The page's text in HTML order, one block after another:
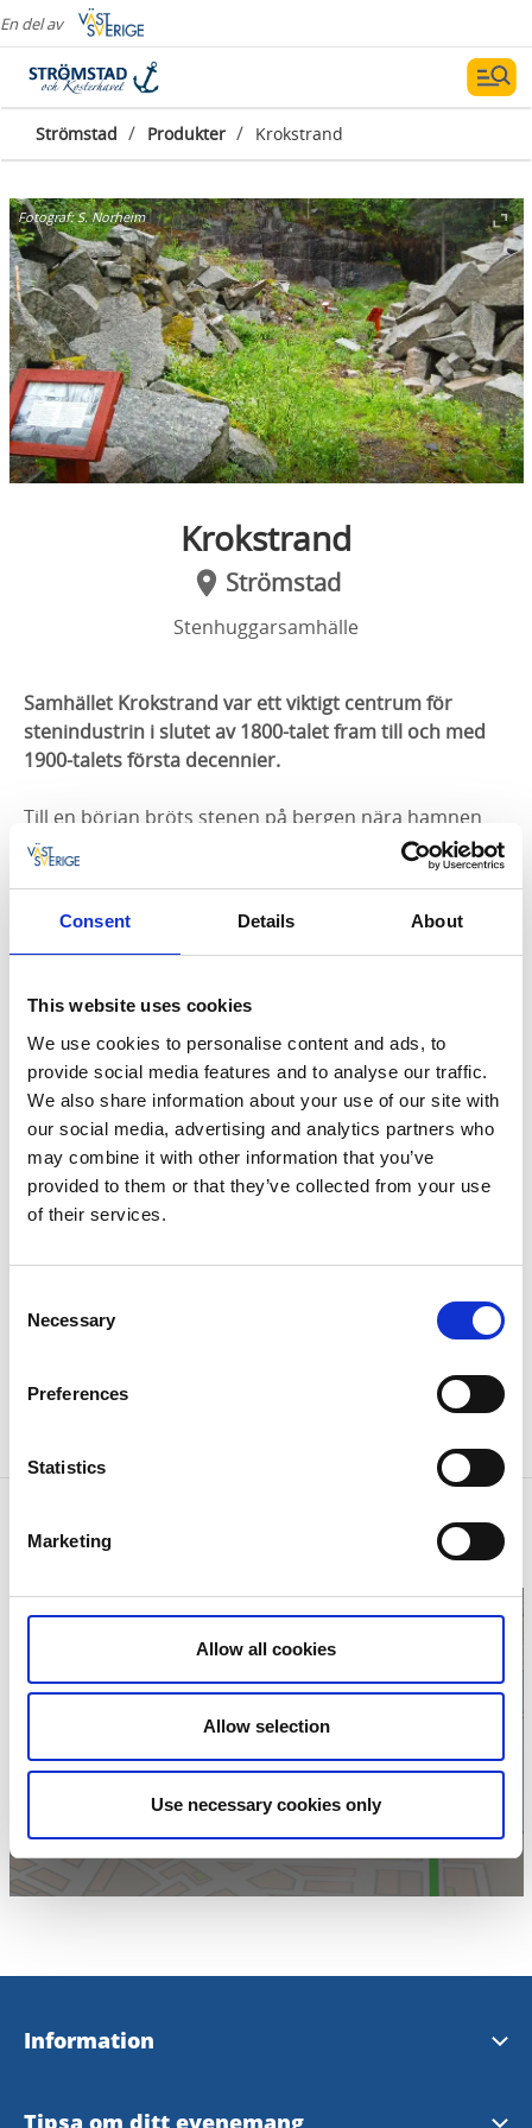
Consent Details About
This website uses cookies
We use cookies to personalise content and ads, to
provide social media features and to analyse our traffic.
We also share information about your use of our site with
our social media, advertising and analytics partners who
may combine it with other information that you’ve
provided to them or that they’ve collected from your use
of their services.
Selection
Necessary
Preferences
Statistics
Marketing
Allow all cookies
Allow selection
Use necessary cookies only
En del av
Strömstad / Produkter / Krokstrand
Fotograf:S. Norheim
Krokstrand
Strömstad
Stenhuggarsamhälle
Samhället Krokstrand var ett viktigt centrum för
stenindustrin i slutet av 1800-talet fram till och med
1900-talets första decennier.
Till en början bröts stenen på bergen nära hamnen
och allt arbete skedde med handkraft. Mängder med
gatsten skeppades vidare härifrån med
mellan åren 1872 och 1977. Förutom god kvalitet på
berg, erbjöd läget vid Idefjordens vatten en strategisk
gatsten och kantsten. Som mest bodde två tusen
personer i Krokstrand och Björneröd. Omkring 500 av
dem var sysselsatta inom stennäringen.
Idag är industrin nedlagd sedan länge, men kvar finns
till exempel Bohusläns äldsta Folkets hus-byggnad,
missionshus, arbetarbaracker och
hamnanläggningar. I och kring samhället finns
av.
Med sina stenbrott och andra lämningar berättar
den stod på sin höjdpunkt.
Strömstad Turistinformation
Klicka för att visa
karta
Information
Broschyrer & kartor
Tipsa om ditt evenemang